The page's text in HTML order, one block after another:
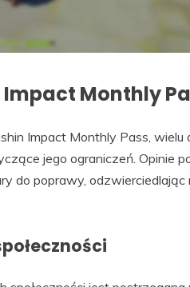
Monthly
Impact Monthly Pass, wielu
jego ograniczeń. Opinie
do poprawy, odzwierciedlając